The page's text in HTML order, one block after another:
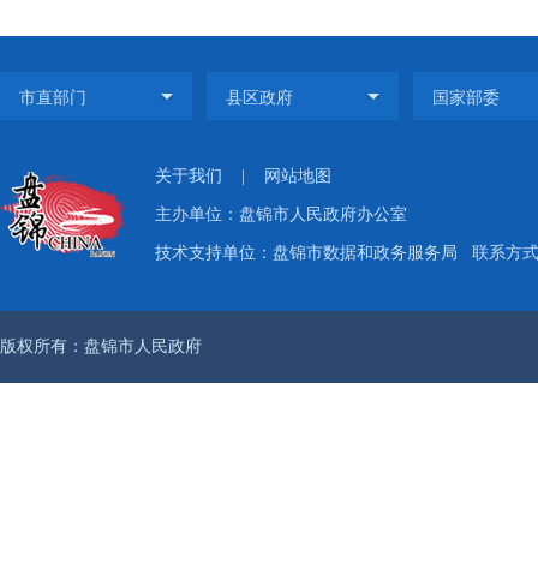
关于我们 网站地图
主办单位：盘锦市人民政府办公室
技术支持单位：盘锦市数据和政务服务局 联系方
版权所有：盘锦市人民政府